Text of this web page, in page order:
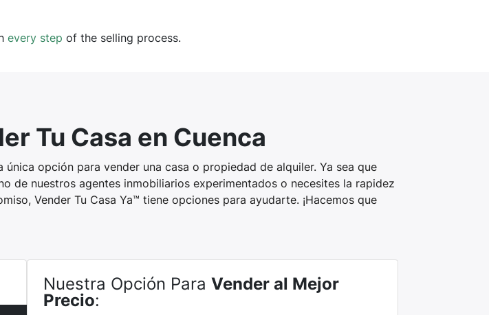
every step of the selling process.
Tu Casa en Cuenca
opción para vender una casa o propiedad de alquiler. Ya sea que
de nuestros agentes inmobiliarios experimentados o necesites la rapidez
Vender Tu Casa Ya™ tiene opciones para ayudarte. ¡Hacemos que
Nuestra Opción Para Vender al Mejor
Precio: